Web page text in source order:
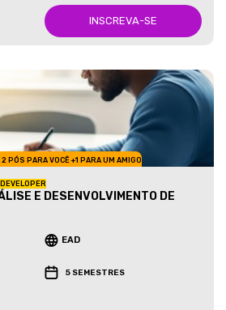
INSCREVA-SE
2 PÓS PARA VOCÊ +1 PARA UM AMIGO
E DESENVOLVIMENTO DE
EAD
5 SEMESTRES